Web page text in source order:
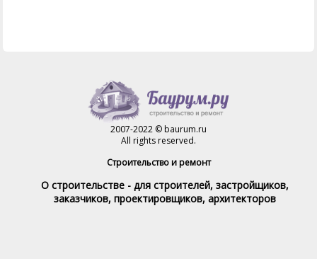
2007-2022 © baurum.ru
All rights reserved.
Строительство и ремонт
О строительстве - для строителей, застройщиков,
заказчиков, проектировщиков, архитекторов